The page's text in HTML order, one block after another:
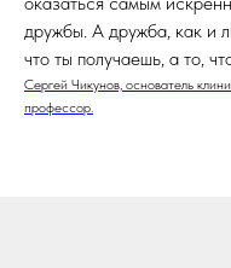
дружбы. А дружба, как и
что ты получаешь, а то,
Сергей Чикунов, основатель
профессор.